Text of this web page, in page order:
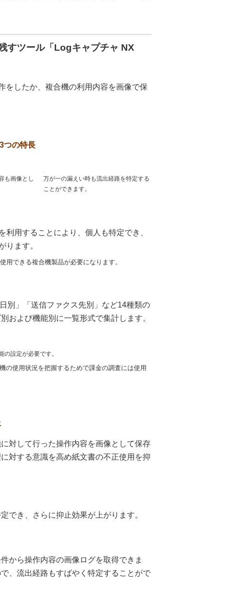
すツール「Logキャプチャ NX
をしたか、複合機の利用内容を画像で保
つの特長
も画像とし
万が一の漏えい時も流出経路を特定する
ことができます。
利用することにより、個人も特定でき、
ります。
用できる複合機製品が必要になります。
別」「送信ファクス先別」など14種類の
および機能別に一覧形式で集計します。
の設定が必要です。
の使用状況を把握するためで課金の調査には使用
対して行った操作内容を画像として保存
対する意識を高め紙文書の不正使用を抑
でき、さらに抑止効果が上がります。
から操作内容の画像ログを取得できま
、流出経路もすばやく特定することがで